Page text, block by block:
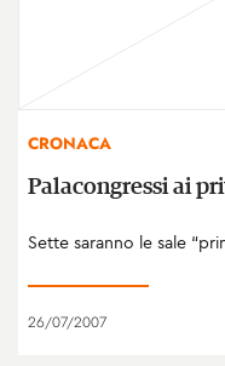
CRONACA
Palacongressi ai
Sette saranno le sale
26/07/2007